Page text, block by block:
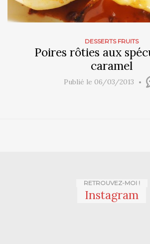
DESSERTS FRUITS
Poires rôties aux
caramel
Publié le 06/03/2013
RETROUVEZ-MOI !
Instagram